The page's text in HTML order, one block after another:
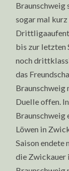
Braunschweig
sogar mal
bis zur letzten
noch
das
Braunschweig
Duelle offen.
Braunschweig
Löwen in
Saison endete
die Zwickauer